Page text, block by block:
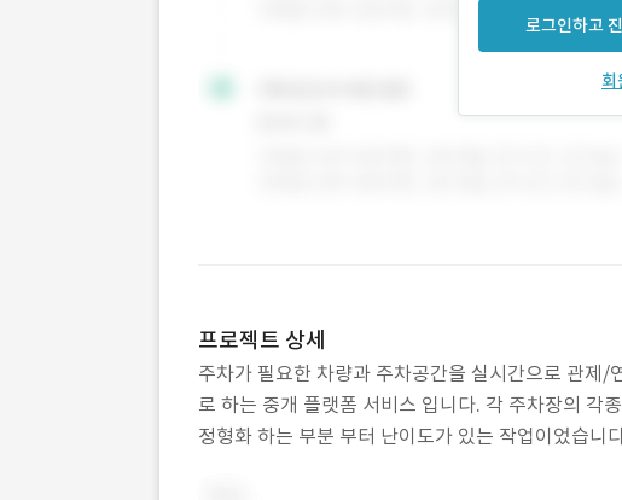
로그인하고
회
프로젝트 상세
주차가 필요한 차량과 주차공간을 실시간으로 관제
로 하는 중개 플랫폼 서비스 입니다. 각 주차장의 각
정형화 하는 부분 부터 난이도가 있는 작업이었습니